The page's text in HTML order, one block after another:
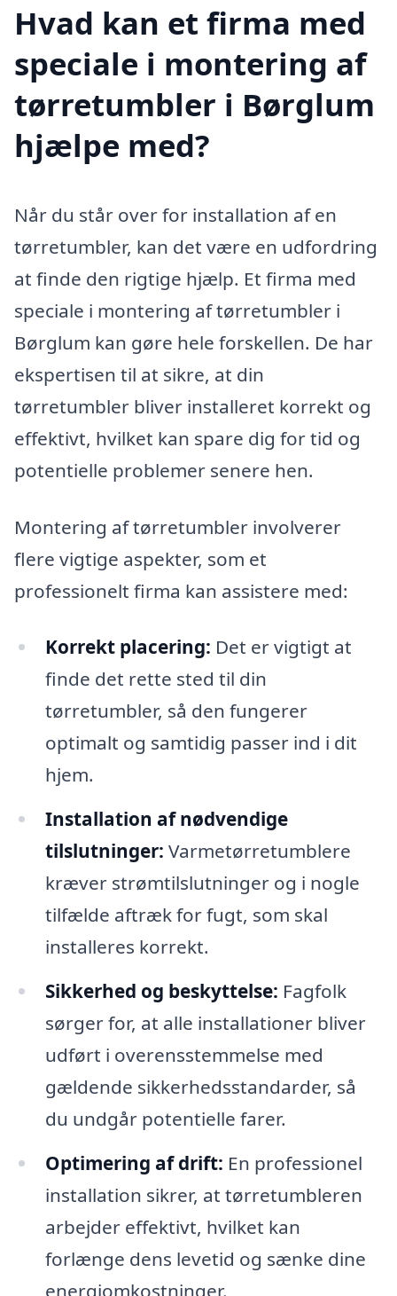
Hvad kan et firma med
speciale i montering af
tørretumbler i Børglum
hjælpe med?
Når du står over for installation af en
tørretumbler, kan det være en udfordring
at finde den rigtige hjælp. Et firma med
speciale i montering af tørretumbler i
Børglum kan gøre hele forskellen. De har
ekspertisen til at sikre, at din
tørretumbler bliver installeret korrekt og
effektivt, hvilket kan spare dig for tid og
potentielle problemer senere hen.
Montering af tørretumbler involverer
flere vigtige aspekter, som et
professionelt firma kan assistere med:
Korrekt placering: Det er vigtigt at
finde det rette sted til din
tørretumbler, så den fungerer
optimalt og samtidig passer ind i dit
hjem.
Installation af nødvendige
tilslutninger: Varmetørretumblere
kræver strømtilslutninger og i nogle
tilfælde aftræk for fugt, som skal
installeres korrekt.
Sikkerhed og beskyttelse: Fagfolk
sørger for, at alle installationer bliver
udført i overensstemmelse med
gældende sikkerhedsstandarder, så
du undgår potentielle farer.
Optimering af drift: En professionel
installation sikrer, at tørretumbleren
arbejder effektivt, hvilket kan
forlænge dens levetid og sænke dine
energiomkostninger.